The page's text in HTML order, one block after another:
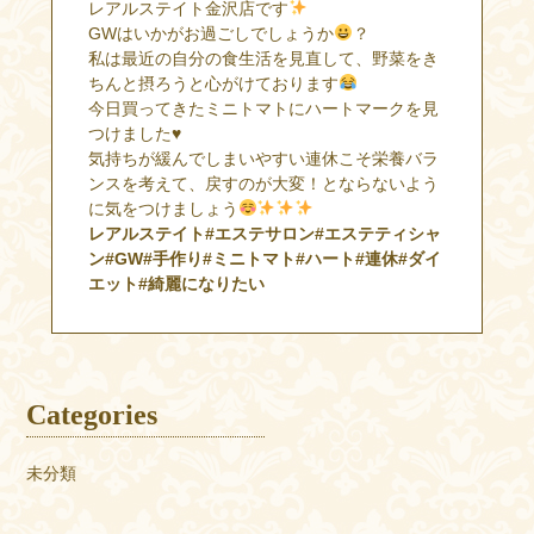
レアルステイト金沢店です
GWはいかがお過ごしでしょうか
？
私は最近の自分の食生活を見直して、野菜をき
ちんと摂ろうと心がけております
今日買ってきたミニトマトにハートマークを見
つけました♥
気持ちが緩んでしまいやすい連休こそ栄養バラ
ンスを考えて、戻すのが大変！とならないよう
に気をつけましょう
レアルステイト#エステサロン#エステティシャ
ン#GW#手作り#ミニトマト#ハート#連休#ダイ
エット#綺麗になりたい
Categories
未分類